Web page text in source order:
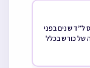
ל”ד שנים בפני
של כורש בכלל